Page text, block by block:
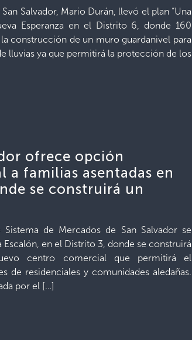
Salvador, Mario Durán, llevó el plan “Una
Esperanza en el Distrito 6, donde 160
construcción de un muro guardanivel para
lluvias ya que permitirá la protección de los
ofrece opción
familias asentadas en
se construirá un
de Mercados de San Salvador se
en el Distrito 3, donde se construirá
centro comercial que permitirá el
de residenciales y comunidades aledañas.
por el […]